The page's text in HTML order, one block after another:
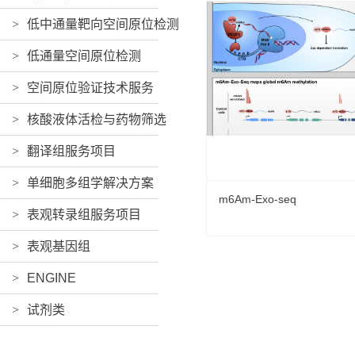
> 低中通量靶向空间原位检测
> 低通量空间原位检测
> 空间原位验证技术服务
> 核酸液体活检与药物筛选
> 翻译组服务项目
> 单细胞多组学解决方案
> 表观转录组服务项目
> 表观基因组
> ENGINE
> 试剂类
m6Am-Exo-seq